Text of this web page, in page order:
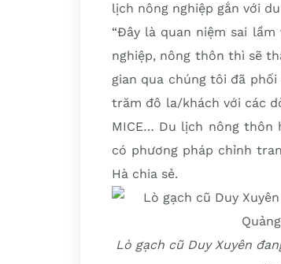
lịch nông nghiệp gắn với
“Đây là quan niệm sai
nghiệp, nông thôn thì sẽ
gian qua chúng tôi đã
trăm đô la/khách với các
MICE… Du lịch nông thôn
có phương pháp chỉnh
Hà chia sẻ.
Lò gạch cũ Duy Xuyên